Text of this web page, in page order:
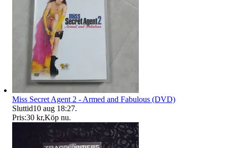
Miss Secret Agent 2 - Armed and Fabulous (DVD)
Sluttid10 aug 18:27.
Pris:30 kr,Köp nu.